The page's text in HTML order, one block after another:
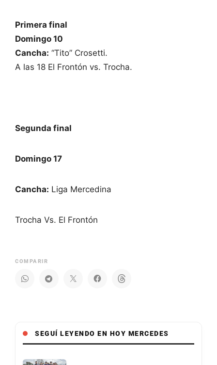
Primera final
Domingo 10
Cancha: “Tito” Crosetti.
A las 18 El Frontón vs. Trocha.
Segunda final
Domingo 17
Cancha: Liga Mercedina
Trocha Vs. El Frontón
COMPARIR
SEGUÍ LEYENDO EN HOY MERCEDES